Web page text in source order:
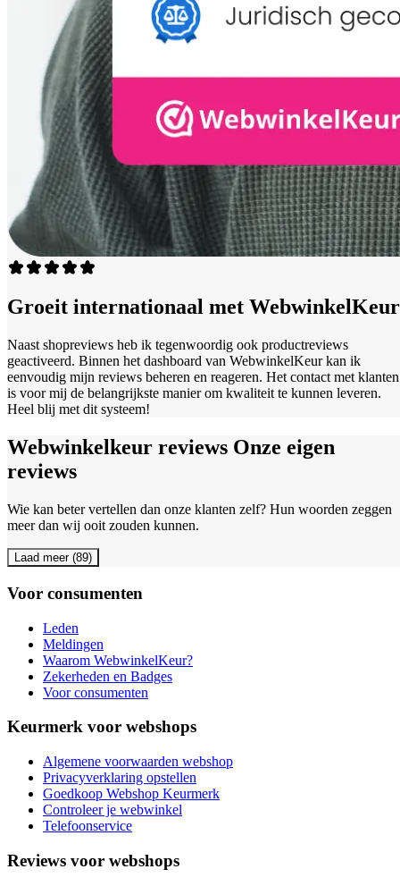
Groeit internationaal met WebwinkelKeur
Naast shopreviews heb ik tegenwoordig ook productreviews
geactiveerd. Binnen het dashboard van WebwinkelKeur kan ik
eenvoudig mijn reviews beheren en reageren. Het contact met klanten
is voor mij de belangrijkste manier om kwaliteit te kunnen leveren.
Heel blij met dit systeem!
Webwinkelkeur reviews Onze eigen
reviews
Wie kan beter vertellen dan onze klanten zelf? Hun woorden zeggen
meer dan wij ooit zouden kunnen.
Laad meer (89)
Voor consumenten
Leden
Meldingen
Waarom WebwinkelKeur?
Zekerheden en Badges
Voor consumenten
Keurmerk voor webshops
Algemene voorwaarden webshop
Privacyverklaring opstellen
Goedkoop Webshop Keurmerk
Controleer je webwinkel
Telefoonservice
Reviews voor webshops